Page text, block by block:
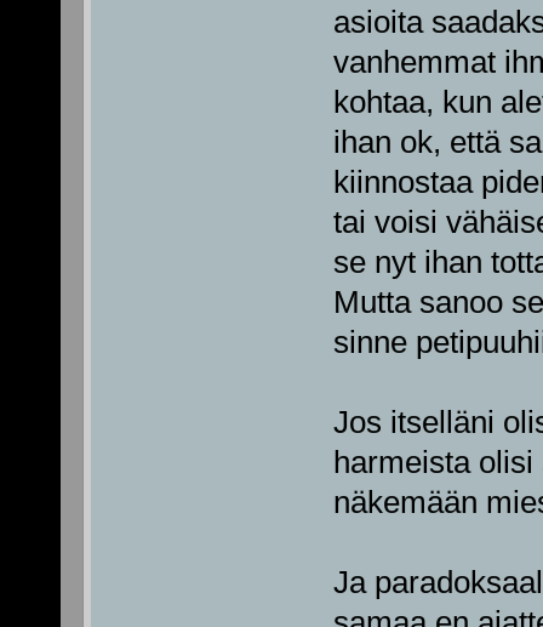
asioita
vanhemmat
kohtaa, kun
ihan ok, että
kiinnostaa
tai voisi
se nyt ihan
Mutta sanoo
sinne
Jos itselläni
harmeista
näkemään
Ja